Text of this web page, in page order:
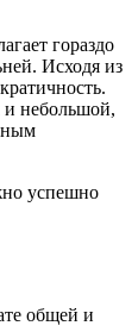
гораздо
Исходя из
и небольшой,
успешно
общей и